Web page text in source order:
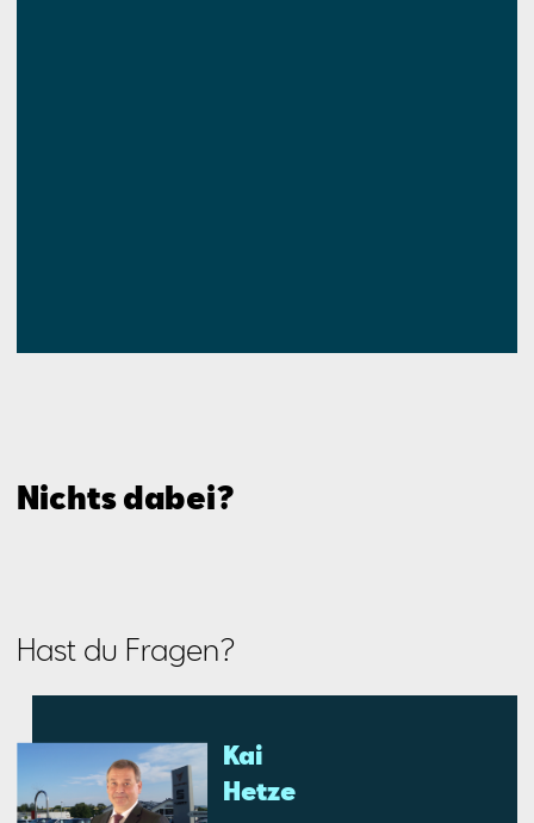
Nichts dabei?
Hast du Fragen?
Kai
Het­ze